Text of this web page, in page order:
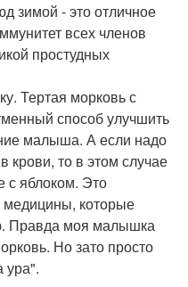
зимой - это отличное
всех членов
простудных
Тертая морковь с
способ улучшить
малыша. А если надо
крови, то в этом случае
с яблоком. Это
которые
Правда моя малышка
Но зато просто
ура".